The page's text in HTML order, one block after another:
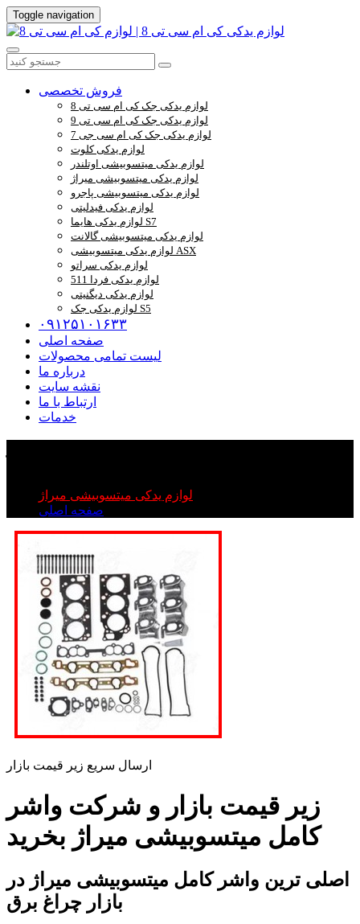
Toggle navigation
فروش تخصصی
لوازم یدکی جک کی ام سی تی 8
لوازم یدکی جک کی ام سی تی 9
لوازم یدکی جک کی ام سی جی 7
لوازم یدکی کلوت
لوازم یدکی میتسوبیشی اوتلندر
لوازم یدکی میتسوبیشی میراژ
لوازم یدکی میتسوبیشی پاجرو
لوازم یدکی فیدلیتی
لوازم یدکی هایما S7
لوازم یدکی میتسوبیشی گالانت
لوازم یدکی میتسوبیشی ASX
لوازم یدکی سراتو
لوازم یدکی فردا 511
لوازم یدکی دیگنیتی
لوازم یدکی جک S5
۰۹۱۲۵۱۰۱۶۳۳
صفحه اصلی
لیست تمامی محصولات
درباره ما
نقشه سایت
ارتباط با ما
خدمات
لوازم یدکی میتسوبیشی میراژ
صفحه اصلی
ارسال سریع زیر قیمت بازار
زیر قیمت بازار و شرکت واشر
کامل میتسوبیشی میراژ بخرید
اصلی ترین واشر کامل میتسوبیشی میراژ در
بازار چراغ برق